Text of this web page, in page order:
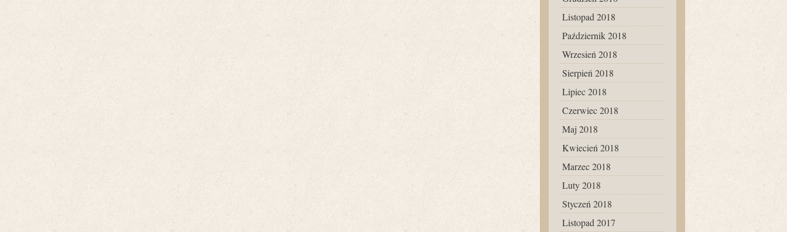
Listopad 2018
Październik 2018
Wrzesień 2018
Sierpień 2018
Lipiec 2018
Czerwiec 2018
Maj 2018
Kwiecień 2018
Marzec 2018
Luty 2018
Styczeń 2018
Listopad 2017